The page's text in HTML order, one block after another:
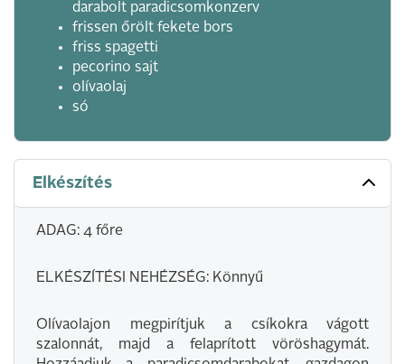
darabolt paradicsomkonzerv
frissen őrölt fekete bors
friss spagetti
pecorino sajt
olívaolaj
só
Elkészítés
ADAG: 4 főre
ELKÉSZÍTÉSI NEHÉZSÉG: Könnyű
Olívaolajon megpirítjuk a csíkokra vágott
szalonnát, majd a felaprított vöröshagymát.